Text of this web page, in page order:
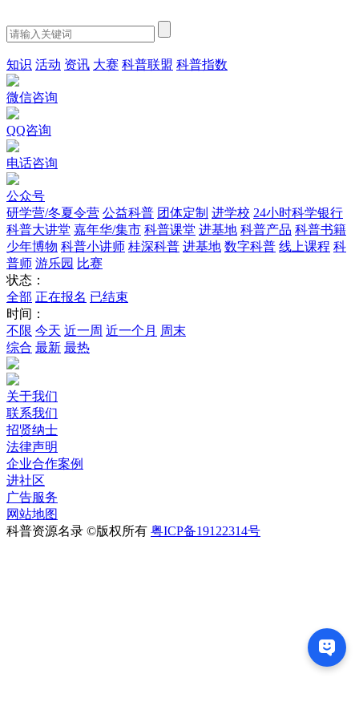
知识 活动 资讯 大赛 科普联盟 科普指数
微信咨询
QQ咨询
电话咨询
公众号
研学营/冬夏令营 公益科普 团体定制 进学校 24小时科学银行
科普大讲堂 嘉年华/集市 科普课堂 进基地 科普产品 科普书籍
少年博物 科普小讲师 桂深科普 进基地 数字科普 线上课程 科
普师 游乐园 比赛
状态：
全部 正在报名 已结束
时间：
不限 今天 近一周 近一个月 周末
综合 最新 最热
关于我们
联系我们
招贤纳士
法律声明
企业合作案例
进社区
广告服务
网站地图
科普资源名录 ©版权所有 粤ICP备19122314号